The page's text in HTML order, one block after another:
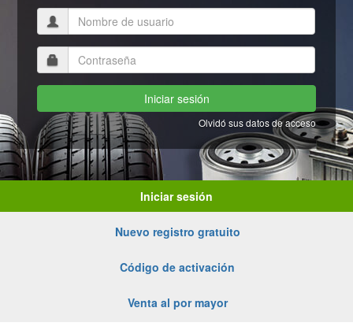
de
usuario
Iniciar sesión
Olvidó sus datos de acceso
Iniciar sesión
Nuevo registro gratuito
Código de activación
Venta al por mayor